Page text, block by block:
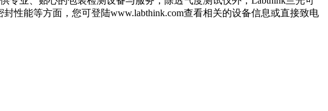
性能等方面，您可登陆www.labthink.com查看相关的设备信息或直接致电